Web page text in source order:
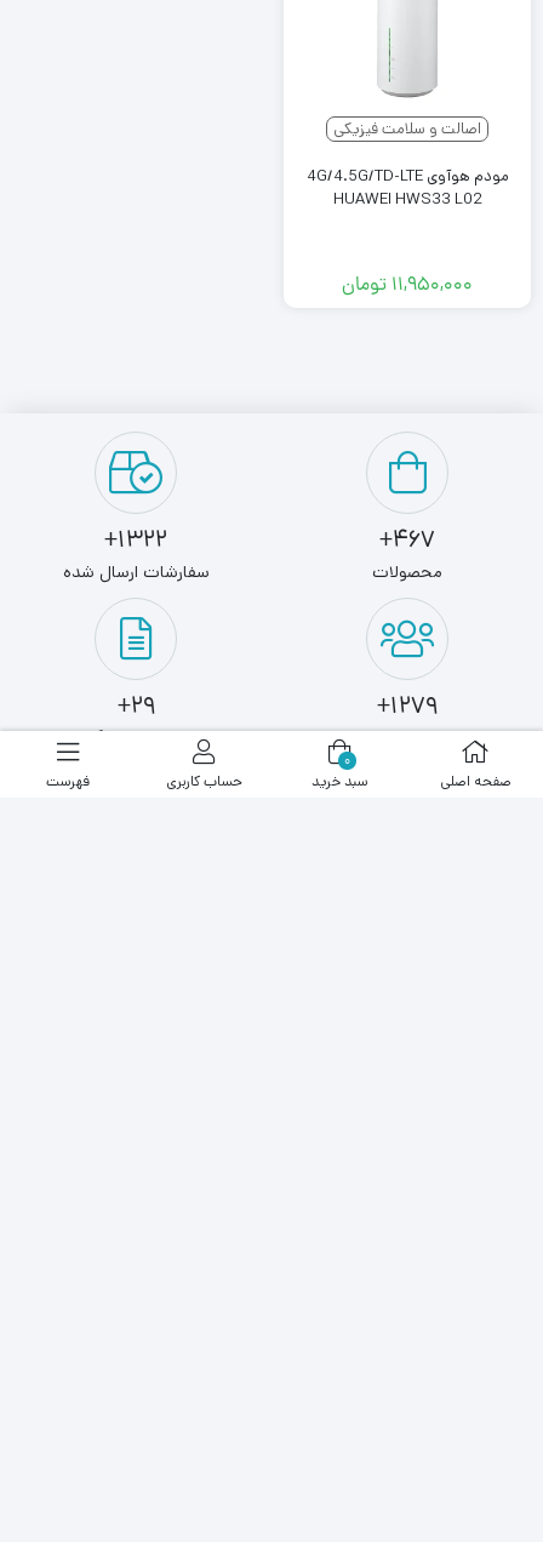
اصالت و سلامت فیزیکی
مودم هوآوی 4G/4.5G/TD-LTE
HUAWEI HWS33 L02
۱۱,۹۵۰,۰۰۰ تومان
467+
محصولات
1322+
سفارشات ارسال شده
1279+
کاربران
29+
مطالب وبلاگ
صفحه اصلی
0
سبد خرید حساب کاربری فهرست